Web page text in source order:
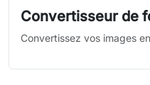
Convertisseur de
Convertissez vos images